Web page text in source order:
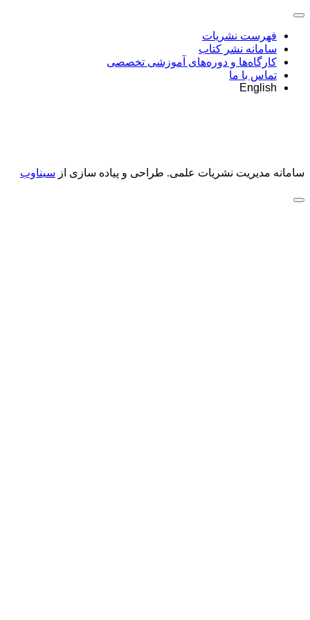
فهرست نشریات
سامانه نشر کتاب
کارگاه‌ها و دوره‌های آموزشی تخصصی
تماس با ما
English
سامانه مدیریت نشریات علمی. طراحی و پیاده سازی از سیناوب